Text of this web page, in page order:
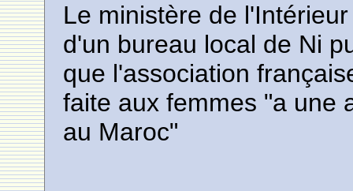
Le ministère de
d'un bureau local de Ni
que l'association
faite aux femmes "a une
au Maroc"